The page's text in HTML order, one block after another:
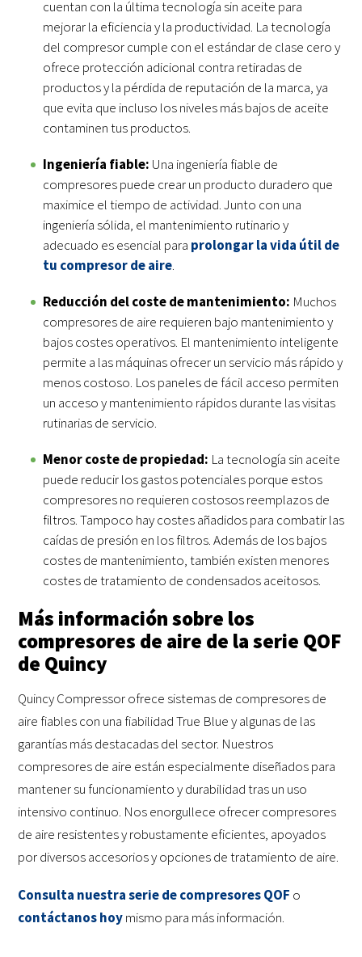
cuentan con la última tecnología sin aceite para
mejorar la eficiencia y la productividad. La tecnología
del compresor cumple con el estándar de clase cero y
ofrece protección adicional contra retiradas de
productos y la pérdida de reputación de la marca, ya
que evita que incluso los niveles más bajos de aceite
contaminen tus productos.
Ingeniería fiable: Una ingeniería fiable de
compresores puede crear un producto duradero que
maximice el tiempo de actividad. Junto con una
ingeniería sólida, el mantenimiento rutinario y
adecuado es esencial para prolongar la vida útil de
tu compresor de aire.
Reducción del coste de mantenimiento: Muchos
compresores de aire requieren bajo mantenimiento y
bajos costes operativos. El mantenimiento inteligente
permite a las máquinas ofrecer un servicio más rápido y
menos costoso. Los paneles de fácil acceso permiten
un acceso y mantenimiento rápidos durante las visitas
rutinarias de servicio.
Menor coste de propiedad: La tecnología sin aceite
puede reducir los gastos potenciales porque estos
compresores no requieren costosos reemplazos de
filtros. Tampoco hay costes añadidos para combatir las
caídas de presión en los filtros. Además de los bajos
costes de mantenimiento, también existen menores
costes de tratamiento de condensados aceitosos.
Más información sobre los
compresores de aire de la serie QOF
de Quincy
Quincy Compressor ofrece sistemas de compresores de
aire fiables con una fiabilidad True Blue y algunas de las
garantías más destacadas del sector. Nuestros
compresores de aire están especialmente diseñados para
mantener su funcionamiento y durabilidad tras un uso
intensivo continuo. Nos enorgullece ofrecer compresores
de aire resistentes y robustamente eficientes, apoyados
por diversos accesorios y opciones de tratamiento de aire.
Consulta nuestra serie de compresores QOF o
contáctanos hoymismo para más información.